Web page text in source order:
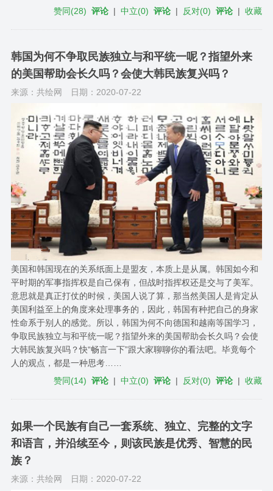
赞同(28) 评论 |中立(0) 评论 | 反对(0) 评论 |收藏
韩国为何不争取民族独立与和平统一呢？指望外来
的美国帮助会长久吗？会使大韩民族复兴吗？
来源：共绘网 日期：2020-07-22
美国和韩国现在的关系纸面上是盟友，本质上是从属。韩国如今和
平时期的军事指挥权是自己保有，但战时指挥权还是交与了美军。
意思就是真正打仗的时候，美国人说了算，那当然美国人是肯定从
美国利益至上的角度来处理事务的，因此，韩国有种把自己的身家
性命系于别人的感觉。所以，韩国为何不向德国和越南等国学习，
争取民族独立与和平统一呢？指望外来的美国帮助会长久吗？会使
大韩民族复兴吗？快“畅言一下”跟大家聊聊你的看法吧。毕竟每个
人的观点，都是一种思考……
赞同(14) 评论 |中立(0) 评论 | 反对(0) 评论 |收藏
如果一个民族有自己一套系统、独立、完整的文字
和语言，并沿续至今，则该民族是优秀、智慧的民
族？
来源：共绘网 日期：2020-07-22